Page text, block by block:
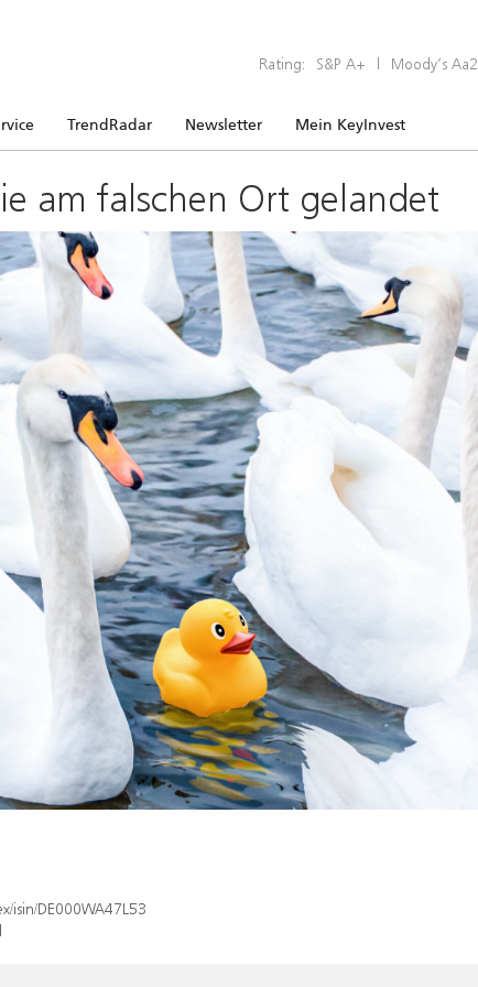
Rating: S&P A+ | Moody’s Aa2
TrendRadar Newsletter Mein KeyInvest
am falschen Ort gelandet
isin/DE000WA47L53